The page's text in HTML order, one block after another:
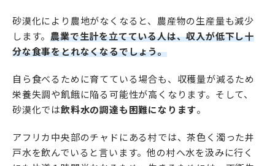
砂漠化により農地がなくなると、農産物の生産量も減少
します。農業で生計を立てている人は、収入が低下し十
分な食事をとれなくなるでしょう。
自ら食べるために育てている場合も、収穫量が減るため
栄養失調や飢餓に陥る可能性が高くなります。そして、
砂漠化では飲料水の調達も困難になります。
アフリカ中央部のチャドにある村では、茶色く濁った井
戸水を飲んでいると言います。他の村へ水を汲みに行く